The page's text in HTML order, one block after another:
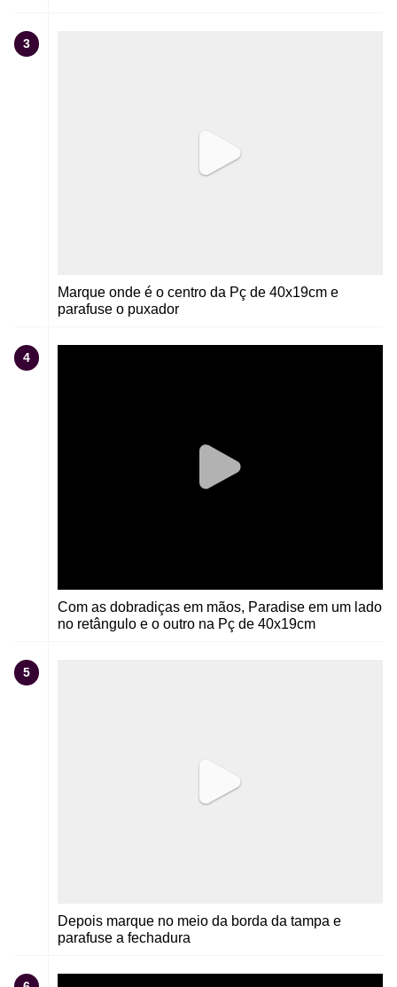
3
Marque onde é o centro da Pç de 40x19cm e
parafuse o puxador
4
Com as dobradiças em mãos, Paradise em um lado
no retângulo e o outro na Pç de 40x19cm
5
Depois marque no meio da borda da tampa e
parafuse a fechadura